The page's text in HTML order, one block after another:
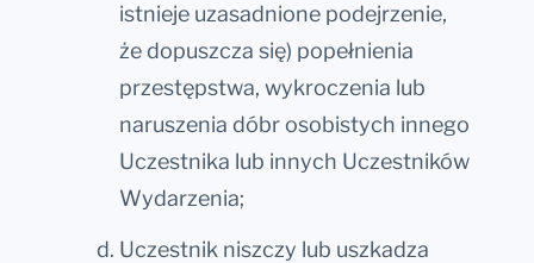
istnieje uzasadnione podejrzenie,
że dopuszcza się) popełnienia
przestępstwa, wykroczenia lub
naruszenia dóbr osobistych innego
Uczestnika lub innych Uczestników
Wydarzenia;
Uczestnik niszczy lub uszkadza